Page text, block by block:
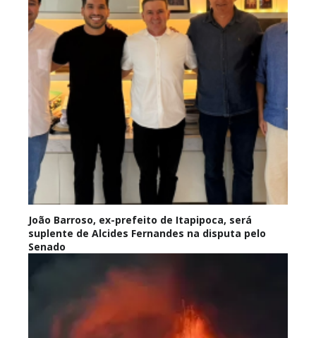
João Barroso, ex-prefeito de Itapipoca, será
suplente de Alcides Fernandes na disputa pelo
Senado